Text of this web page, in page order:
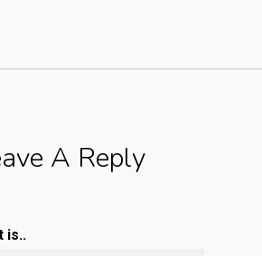
A Reply
is..